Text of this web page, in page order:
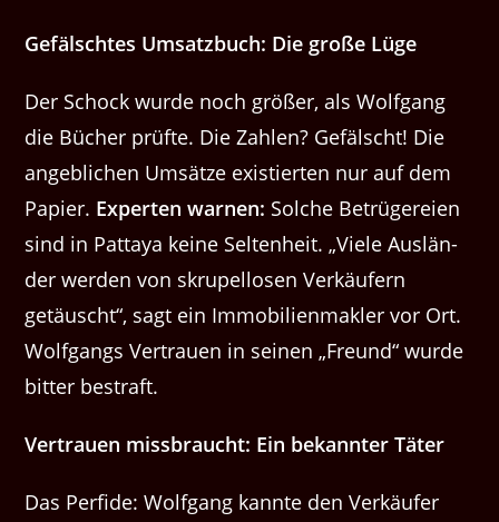
Gefälscht­es Umsatzbuch: Die große Lüge
Der Schock wurde noch größer, als Wolf­gang
die Büch­er prüfte. Die Zahlen? Gefälscht! Die
ange­blichen Umsätze existierten nur auf dem
Papi­er. Experten war­nen: Solche Betrügereien
sind in Pat­taya keine Sel­tenheit. ​„Viele Aus­län­
der wer­den von skru­pel­losen Verkäufern
getäuscht“, sagt ein Immo­bilien­mak­ler vor Ort.
Wolf­gangs Ver­trauen in seinen ​„Fre­und“ wurde
bit­ter bestraft.
Ver­trauen miss­braucht: Ein bekan­nter Täter
Das Per­fide: Wolf­gang kan­nte den Verkäufer